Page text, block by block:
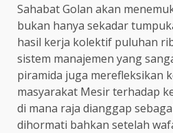
Sahabat Golan akan
bukan hanya sekadar
hasil kerja kolektif puluhan
sistem manajemen yang
piramida juga merefleksikan
masyarakat Mesir terhadap
di mana raja dianggap
dihormati bahkan setelah